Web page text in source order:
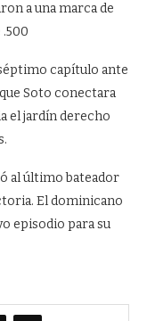
a una marca de
capítulo ante
Soto conectara
el jardín derecho
al último bateador
El dominicano
episodio para su